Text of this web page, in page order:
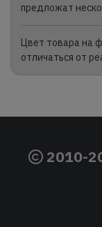
предложат
Цвет товара на
отличаться от
2010-